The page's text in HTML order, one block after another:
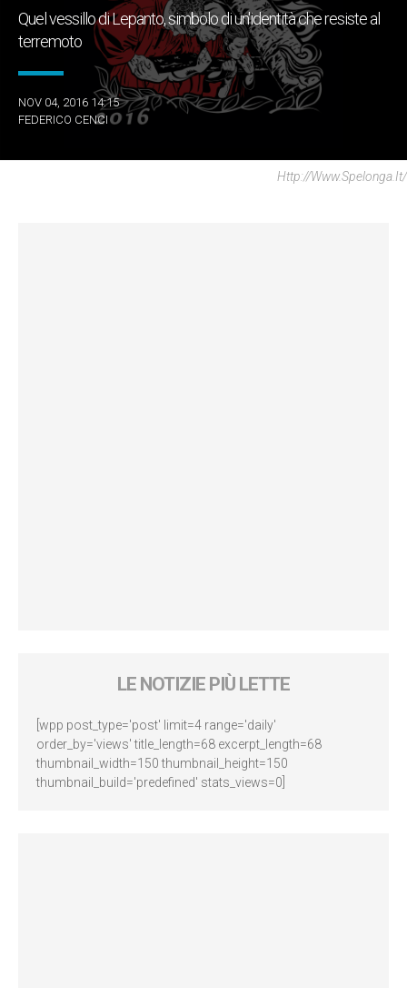
Quel vessillo di Lepanto, simbolo di un'identità che resiste al
terremoto
NOV 04, 2016 14:15
FEDERICO CENCI
Http://www.spelonga.it/
LE NOTIZIE PIÙ LETTE
[wpp post_type='post' limit=4 range='daily'
order_by='views' title_length=68 excerpt_length=68
thumbnail_width=150 thumbnail_height=150
thumbnail_build='predefined' stats_views=0]